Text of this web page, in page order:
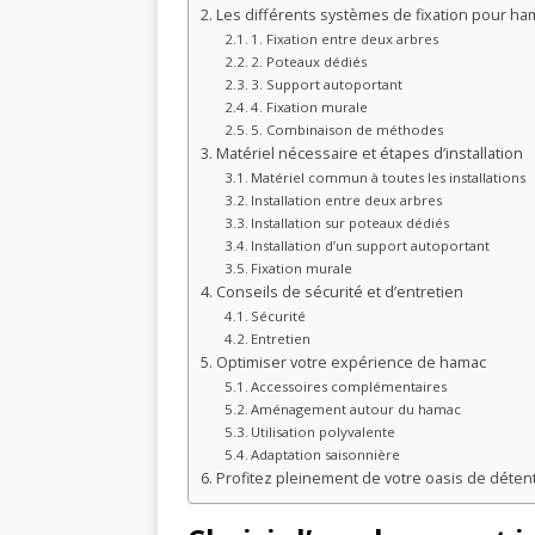
Les différents systèmes de fixation pour
1. Fixation entre deux arbres
2. Poteaux dédiés
3. Support autoportant
4. Fixation murale
5. Combinaison de méthodes
Matériel nécessaire et étapes d’installation
Matériel commun à toutes les installations
Installation entre deux arbres
Installation sur poteaux dédiés
Installation d’un support autoportant
Fixation murale
Conseils de sécurité et d’entretien
Sécurité
Entretien
Optimiser votre expérience de hamac
Accessoires complémentaires
Aménagement autour du hamac
Utilisation polyvalente
Adaptation saisonnière
Profitez pleinement de votre oasis de